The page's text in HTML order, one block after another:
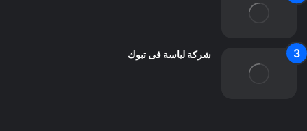
شركة لياسة فى تبوك